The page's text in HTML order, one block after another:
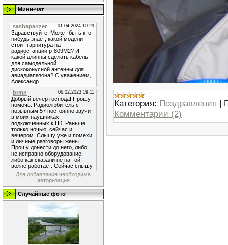
Мини-чат
Для добавления необходима
авторизация
Случайные фото
Категория: Поздравления |
Комментарии (2)